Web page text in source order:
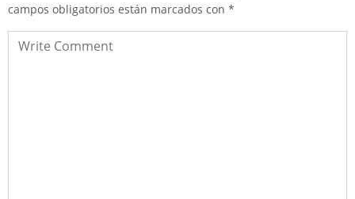
campos obligatorios están marcados con *